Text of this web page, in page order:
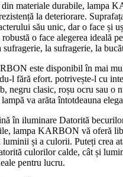
materiale durabile, lampa
la deteriorare.
său unic, dar o face și
o face alegerea ideală
sufragerie, la sufragerie, la
este disponibil în mai
l fără efort. potrivește-l cu
negru clasic, roșu ocru sau o
va arăta întotdeauna
în iluminare Datorită
lampa KARBON vă oferă
luminii și a culorii. Puteți crea
culorilor calde, cât și
pentru lucru.